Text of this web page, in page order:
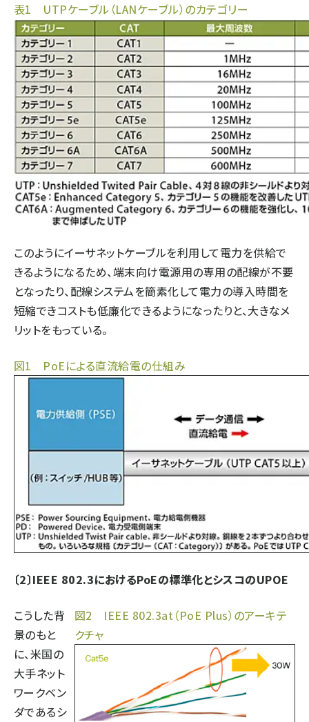
表1 UTPケーブル（LANケーブル）のカテゴリー
このようにイーサネットケーブルを利用して電力を供給で
きるようになるため、端末向け電源用の専用の配線が不要
となったり、配線システムを簡素化して電力の導入時間を
短縮できコストも低廉化できるようになったりと、大きなメ
リットをもっている。
図1 PoEによる直流給電の仕組み
〔2〕IEEE 802.3におけるPoEの標準化とシスコのUPOE
図2 IEEE 802.3at（PoE Plus）のアーキテ
クチャ
こうした背
景のもと
に、米国の
大手ネット
ワークベン
ダであるシ